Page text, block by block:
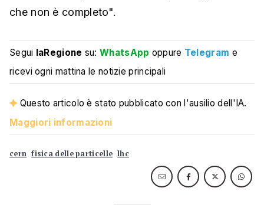
che non è completo".
Segui laRegione su:WhatsApp oppure Telegram e
ricevi ogni mattina le notizie principali
Questo articolo è stato pubblicato con l'ausilio dell'IA.
Maggiori informazioni
cern fisica delle particelle lhc